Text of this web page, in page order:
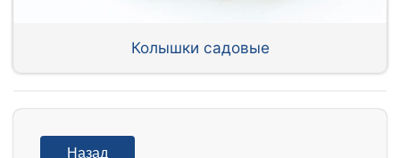
Колышки садовые
Назад